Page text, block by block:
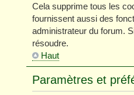
Cela supprime tous les
fournissent aussi des
administrateur du forum.
résoudre.
Haut
Paramètres et